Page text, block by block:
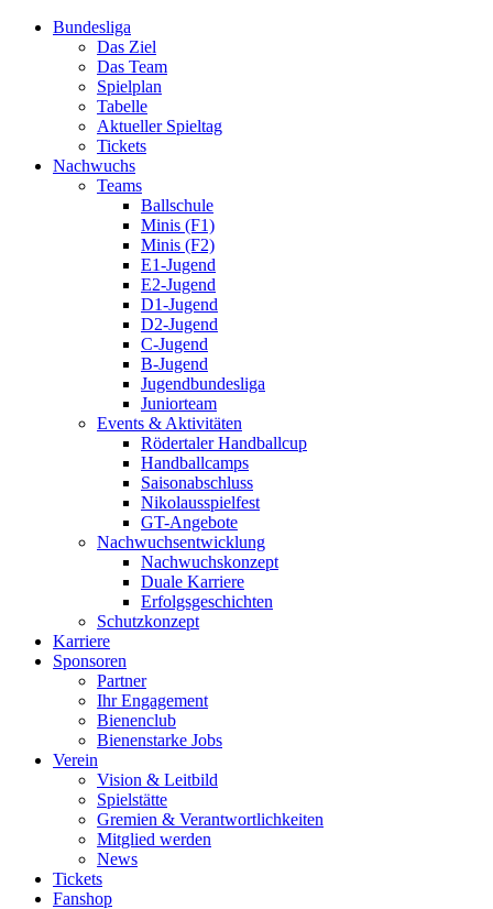
Bundesliga
Das Ziel
Das Team
Spielplan
Tabelle
Aktueller Spieltag
Tickets
Nachwuchs
Teams
Ballschule
Minis (F1)
Minis (F2)
E1-Jugend
E2-Jugend
D1-Jugend
D2-Jugend
C-Jugend
B-Jugend
Jugendbundesliga
Juniorteam
Events & Aktivitäten
Rödertaler Handballcup
Handballcamps
Saisonabschluss
Nikolausspielfest
GT-Angebote
Nachwuchsentwicklung
Nachwuchskonzept
Duale Karriere
Erfolgsgeschichten
Schutzkonzept
Karriere
Sponsoren
Partner
Ihr Engagement
Bienenclub
Bienenstarke Jobs
Verein
Vision & Leitbild
Spielstätte
Gremien & Verantwortlichkeiten
Mitglied werden
News
Tickets
Fanshop